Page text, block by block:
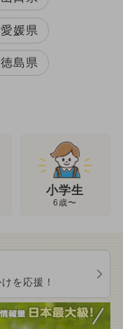
愛媛県
徳島県
小学生
6歳〜
を応援！